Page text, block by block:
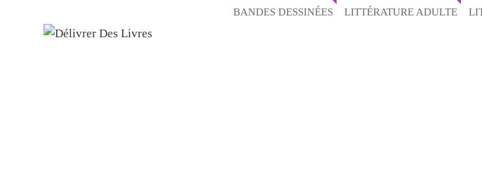
BANDES DESSINÉES LITTÉRATURE ADULTE